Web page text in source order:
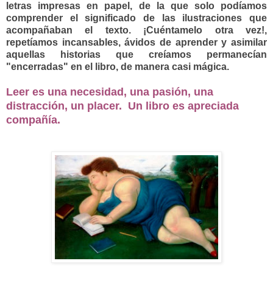
letras impresas en papel, de la que solo podíamos
comprender el significado de las ilustraciones que
acompañaban el texto.¡Cuéntamelo otra vez!,
repetíamos incansables, ávidos de aprender y asimilar
aquellas historias que creíamos permanecían
"encerradas" en el libro, de manera casi mágica.
Leer es una necesidad, una pasión, una
distracción, un placer. Un libro es apreciada
compañía.